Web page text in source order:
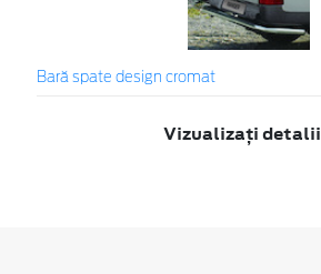
Bară spate design cromat
Vizualizați detalii